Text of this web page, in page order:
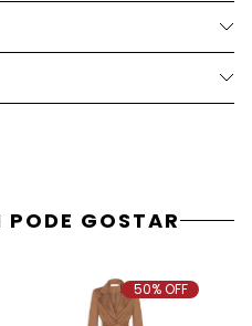
GOSTAR
50% OFF